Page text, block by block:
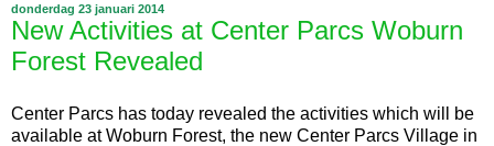
donderdag 23 januari 2014
New Activities at Center Parcs Woburn
Forest Revealed
Center Parcs has today revealed the activities which will be
available at Woburn Forest, the new Center Parcs Village in